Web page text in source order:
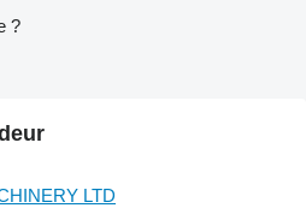
?
LTD